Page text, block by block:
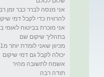
אני מנסה לברר כבר זמן
תודה רבה